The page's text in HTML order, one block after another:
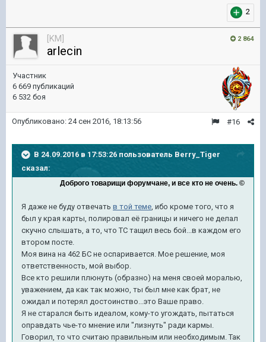
2
2 864
[KM]
arlecin
Участник
6 669 публикаций
6 532 боя
#16
Опубликовано: 24 сен 2016, 18:13:56
В 24.09.2016 в 17:53:26 пользователь Berry_Tiger
сказал:
Доброго товарищи форумчане, и все кто не очень. ©
Я даже не буду отвечать в той теме, ибо кроме того, что я
был у края карты, полировал её границы и ничего не делал
скучно слышать, а то, что ТС тащил весь бой...в каждом его
втором посте.
Моя вина на 462 БС не оспаривается. Мое решение, моя
ответственность, мой выбор.
Все кто решили плюнуть (образно) на меня своей моралью,
уважением, да как так можно, ты был мне как брат, не
ожидал и потерял достоинство...это Ваше право.
Я не старался быть идеалом, кому-то угождать, пытаться
оправдать чье-то мнение или "лизнуть" ради кармы.
Говорил, то что считаю правильным или необходимым. Так